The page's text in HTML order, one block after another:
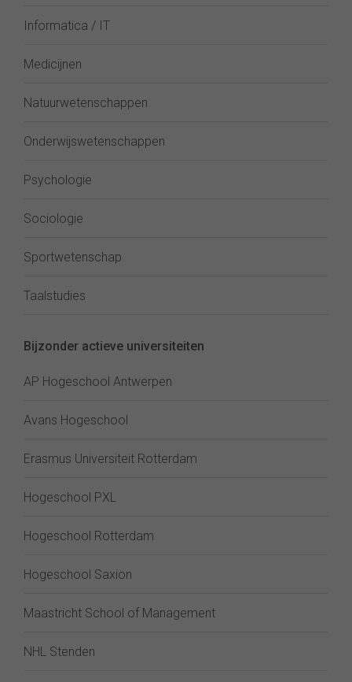
Informatica / IT
Medicijnen
Natuurwetenschappen
Onderwijswetenschappen
Psychologie
Sociologie
Sportwetenschap
Taalstudies
Bijzonder actieve universiteiten
AP Hogeschool Antwerpen
Avans Hogeschool
Erasmus Universiteit Rotterdam
Hogeschool PXL
Hogeschool Rotterdam
Hogeschool Saxion
Maastricht School of Management
NHL Stenden